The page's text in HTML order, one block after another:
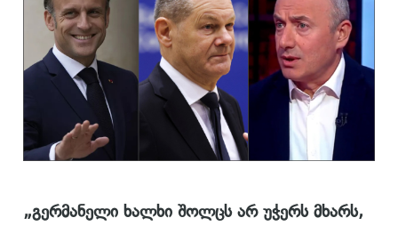
„გერმანელი ხალხი შოლცს არ უჭერს მხარს,